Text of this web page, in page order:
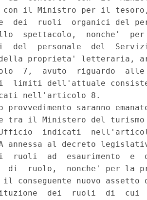
il Ministro per il tesoro,
dei  ruoli  organici del
spettacolo,  nonche'
del  personale  del
proprieta' letteraria,
7,  avuto  riguardo  alle
limiti dell'attuale
nell'articolo 8.
provvedimento saranno
tra il Ministero del
indicati
al decreto
ruoli  ad  esaurimento  e
di  ruolo,  nonche' per la
conseguente nuovo
dei  ruoli  di  cui